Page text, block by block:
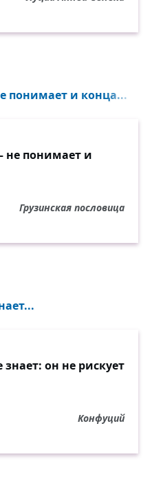
понимает и конца...
не понимает и
Грузинская пословица
он не рискует
Конфуций